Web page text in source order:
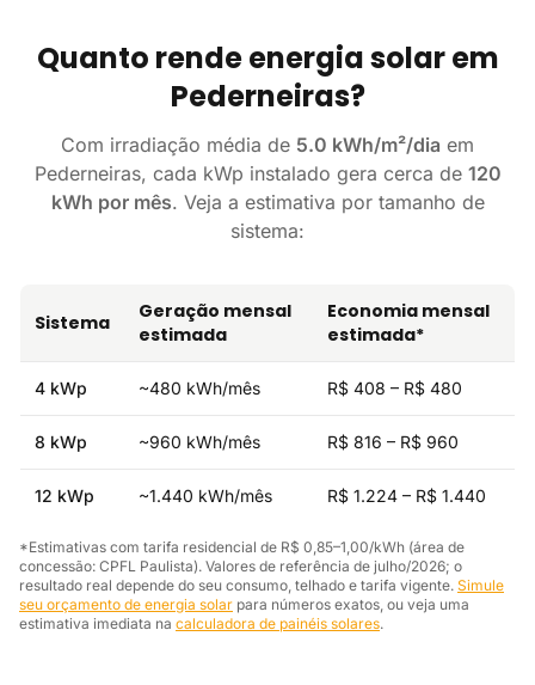
Quanto rende energia solar em
Pederneiras?
Com irradiação média de 5.0 kWh/m²/dia em
Pederneiras, cada kWp instalado gera cerca de 120
kWh por mês. Veja a estimativa por tamanho de
sistema:
Sistema
Geração mensal
estimada
Economia mensal
estimada*
4 kWp ~480 kWh/mês R$ 408 – R$ 480
8 kWp ~960 kWh/mês R$ 816 – R$ 960
12 kWp ~1.440 kWh/mês R$ 1.224 – R$ 1.440
*Estimativas com tarifa residencial de R$ 0,85–1,00/kWh (área de
concessão: CPFL Paulista). Valores de referência de julho/2026; o
resultado real depende do seu consumo, telhado e tarifa vigente. Simule
seu orçamento de energia solar para números exatos, ou veja uma
estimativa imediata na calculadora de painéis solares.